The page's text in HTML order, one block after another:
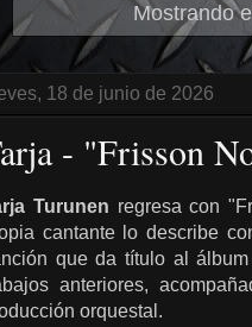
Mostrando
18 de junio de 2026
- "Frisson
Turunen regresa con
cantante lo describe
que da título al
anteriores,
orquestal.